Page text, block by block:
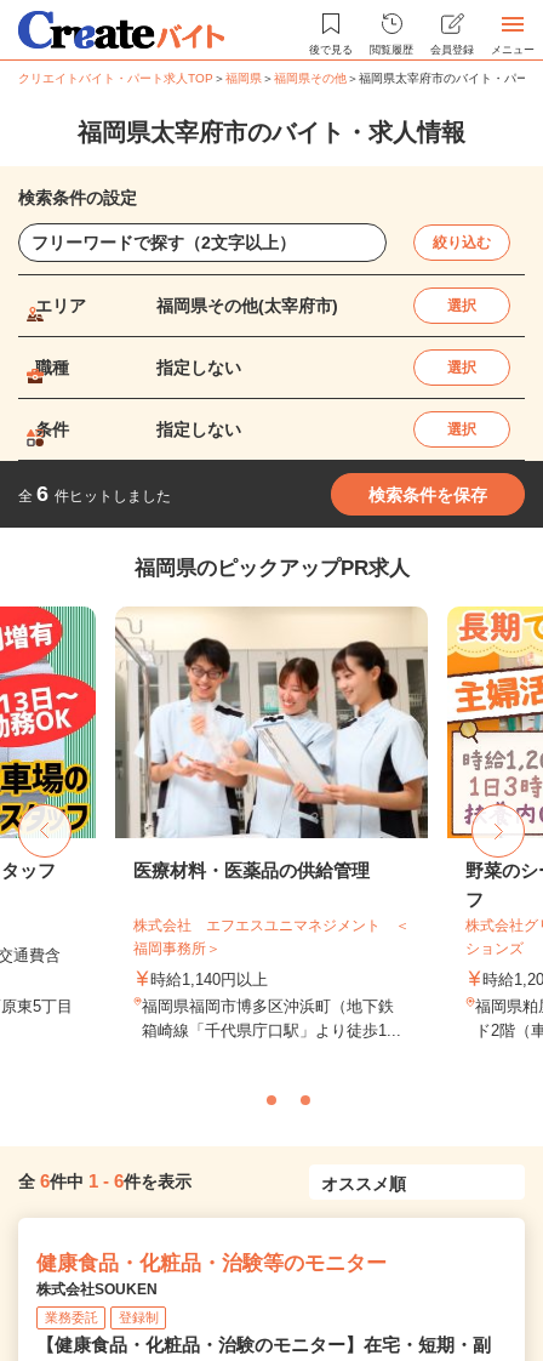
後で見る 閲覧履歴 会員登録 メニュー
クリエイトバイト・パート求人TOP ＞福岡県＞福岡県その他＞福岡県太宰府市のバイト・パー
福岡県太宰府市のバイト・求人情報
検索条件の設定
絞り込む
エリア 福岡県その他(太宰府市) 選択
職種 指定しない 選択
条件 指定しない 選択
全 6 件ヒットしました 検索条件を保存
福岡県のピックアップPR求人
ッフ
通費含
東5丁目
医療材料・医薬品の供給管理
株式会社 エフエスユニマネジメント ＜
福岡事務所＞
時給1,140円以上
福岡県福岡市博多区沖浜町（地下鉄
箱崎線「千代県庁口駅」より徒歩1...
野菜の
フ
株式会社グ
ションズ
時給
福岡県粕
ド2階（
全 6件中 1 - 6件を表示
健康食品・化粧品・治験等のモニター
株式会社SOUKEN
業務委託 登録制
【健康食品・化粧品・治験のモニター】在宅・短期・副